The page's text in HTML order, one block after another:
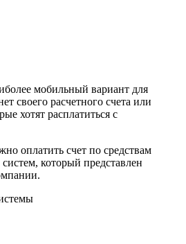
мобильный вариант для
своего расчетного счета или
хотят расплатиться с
оплатить счет по средствам
который представлен